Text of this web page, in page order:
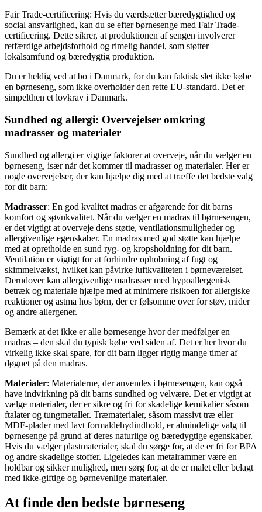
Fair Trade-certificering: Hvis du værdsætter bæredygtighed og
social ansvarlighed, kan du se efter børnesenge med Fair Trade-
certificering. Dette sikrer, at produktionen af sengen involverer
retfærdige arbejdsforhold og rimelig handel, som støtter
lokalsamfund og bæredygtig produktion.
Du er heldig ved at bo i Danmark, for du kan faktisk slet ikke købe
en børneseng, som ikke overholder den rette EU-standard. Det er
simpelthen et lovkrav i Danmark.
Sundhed og allergi: Overvejelser omkring
madrasser og materialer
Sundhed og allergi er vigtige faktorer at overveje, når du vælger en
børneseng, især når det kommer til madrasser og materialer. Her er
nogle overvejelser, der kan hjælpe dig med at træffe det bedste valg
for dit barn:
Madrasser: En god kvalitet madras er afgørende for dit barns
komfort og søvnkvalitet. Når du vælger en madras til børnesengen,
er det vigtigt at overveje dens støtte, ventilationsmuligheder og
allergivenlige egenskaber. En madras med god støtte kan hjælpe
med at opretholde en sund ryg- og kropsholdning for dit barn.
Ventilation er vigtigt for at forhindre ophobning af fugt og
skimmelvækst, hvilket kan påvirke luftkvaliteten i børneværelset.
Derudover kan allergivenlige madrasser med hypoallergenisk
betræk og materiale hjælpe med at minimere risikoen for allergiske
reaktioner og astma hos børn, der er følsomme over for støv, mider
og andre allergener.
Bemærk at det ikke er alle børnesenge hvor der medfølger en
madras – den skal du typisk købe ved siden af. Det er her hvor du
virkelig ikke skal spare, for dit barn ligger rigtig mange timer af
døgnet på den madras.
Materialer: Materialerne, der anvendes i børnesengen, kan også
have indvirkning på dit barns sundhed og velvære. Det er vigtigt at
vælge materialer, der er sikre og fri for skadelige kemikalier såsom
ftalater og tungmetaller. Træmaterialer, såsom massivt træ eller
MDF-plader med lavt formaldehydindhold, er almindelige valg til
børnesenge på grund af deres naturlige og bæredygtige egenskaber.
Hvis du vælger plastmaterialer, skal du sørge for, at de er fri for BPA
og andre skadelige stoffer. Ligeledes kan metalrammer være en
holdbar og sikker mulighed, men sørg for, at de er malet eller belagt
med ikke-giftige og børnevenlige materialer.
At finde den bedste børneseng